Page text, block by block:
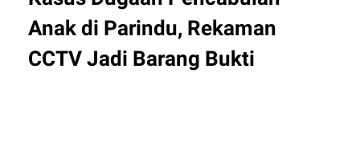
Anak di Parindu, Rekaman
CCTV Jadi Barang Bukti